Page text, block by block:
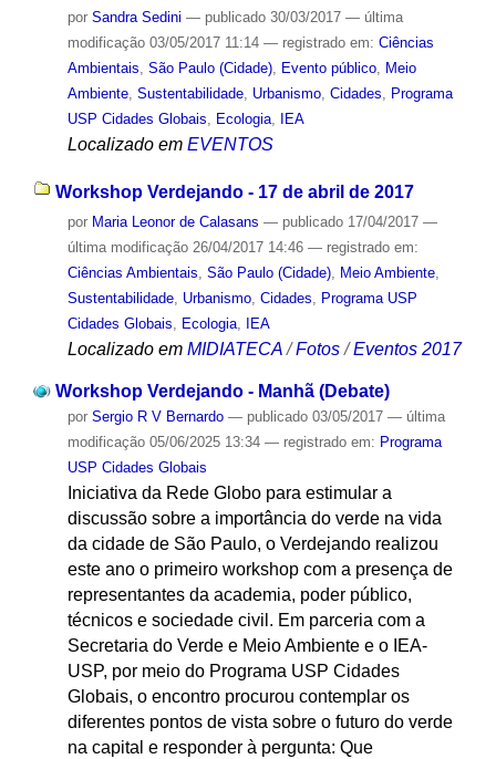
por Sandra Sedini — publicado30/03/2017 — última
modificação03/05/2017 11:14 — registrado em: Ciências
Ambientais, São Paulo (Cidade), Evento público, Meio
Ambiente, Sustentabilidade, Urbanismo, Cidades, Programa
USP Cidades Globais, Ecologia, IEA
Localizado em EVENTOS
Workshop Verdejando - 17 de abril de 2017
por Maria Leonor de Calasans — publicado17/04/2017 —
última modificação26/04/2017 14:46 — registrado em:
Ciências Ambientais São Paulo (Cidade), Meio Ambiente,
Sustentabilidade, Urbanismo, Cidades
Programa USP
Cidades Globais
Ecologia, IEA
Localizado em MIDIATECA /Fotos /Eventos 2017
Workshop Verdejando - Manhã (Debate)
por Sergio R V Bernardo — publicado03/05/2017 — última
modificação05/06/2025 13:34 — registrado em: Programa
USP Cidades Globais
Iniciativa da Rede Globo para estimular a
discussão sobre a importância do verde na vida
da cidade de São Paulo, o Verdejando realizou
este ano o primeiro workshop com a presença de
representantes da academia, poder público,
técnicos e sociedade civil. Em parceria com a
Secretaria do Verde e Meio Ambiente e o IEA-
USP, por meio do Programa USP Cidades
Globais, o encontro procurou contemplar os
diferentes pontos de vista sobre o futuro do verde
na capital e responder à pergunta: Que